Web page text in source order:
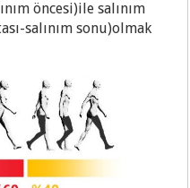
öncesi)ile salınım
salınım sonu)olmak